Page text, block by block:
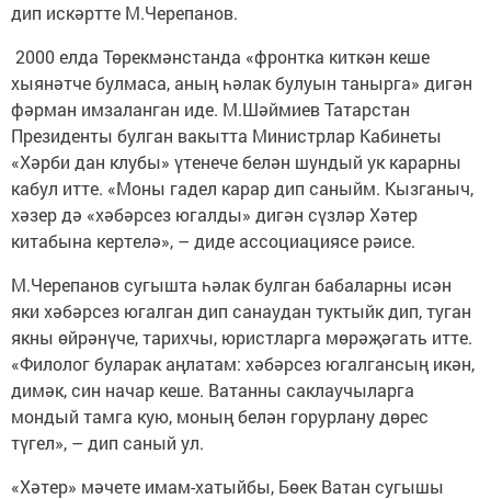
дип искәртте М.Черепанов.
2000 елда Төрекмәнстанда «фронтка киткән кеше
хыянәтче булмаса, аның һәлак булуын таныр­га» дигән
фәрман имзаланган иде. М.Шәймиев Татарстан
Президенты булган вакытта Министрлар Кабинеты
«Хәрби дан клубы» үтенече белән шундый ук карарны
кабул итте. «Моны гадел карар дип саныйм. Кызганыч,
хәзер дә «хәбәрсез югалды» дигән сүзләр Хәтер
китабына кертелә», – диде ассоциациясе рәисе.
М.Черепанов сугышта һәлак булган бабаларны исән
яки хәбәрсез югалган дип санаудан туктыйк дип, туган
якны өйрәнүче, тарихчы, юристларга мөрәҗәгать итте.
«Филолог буларак аңлатам: хәбәрсез югалгансың икән,
димәк, син начар кеше. Ватанны саклаучыларга
мондый тамга кую, моның белән горурлану дөрес
түгел», – дип саный ул.
«Хәтер» мәчете имам-хатыйбы, Бөек Ватан сугышы